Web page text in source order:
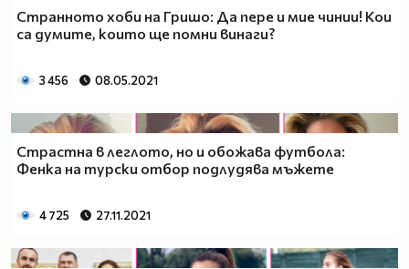
Странното хоби на Гришо: Да пере и мие чинии! Кои
са думите, които ще помни винаги?
3 456 08.05.2021
Страстна в леглото, но и обожава футбола:
Фенка на турски отбор подлудява мъжете
4 725 27.11.2021